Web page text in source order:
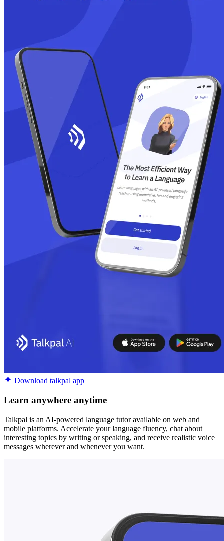
Download talkpal app
Learn anywhere anytime
Talkpal is an AI-powered language tutor available on web and
mobile platforms. Accelerate your language fluency, chat about
interesting topics by writing or speaking, and receive realistic voice
messages wherever and whenever you want.